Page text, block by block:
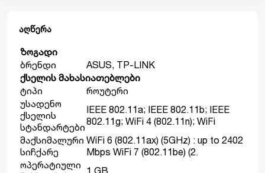
აღწერა
ზოგადი
ბრენდი
ASUS, TP-LINK
ქსელის მახასიათებლები
ტიპი
როუტერი
უსადენო
ქსელის
სტანდარტები
IEEE 802.11a; IEEE 802.11b; IEEE
802.11g; WiFi 4 (802.11n); WiFi
მაქსიმალური
სიჩქარე
WiFi 6 (802.11ax) (5GHz) : up to 2402
Mbps WiFi 7 (802.11be) (2.
ოპერატიული 1 GB